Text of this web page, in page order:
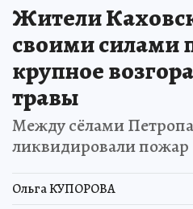
Жители
своими силами
крупное
травы
Между сёлами
ликвидировали пожар
Ольга КУПОРОВА